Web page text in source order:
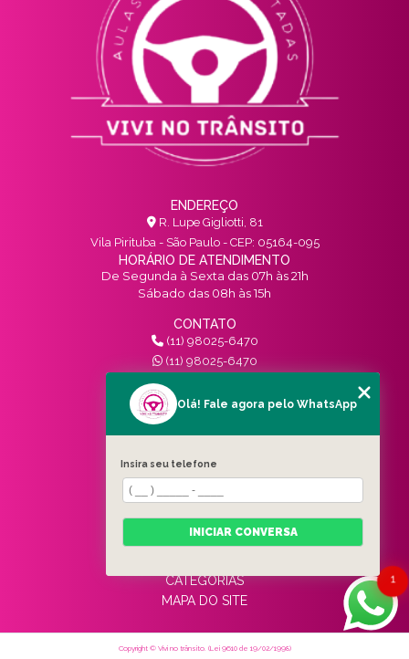
ENDEREÇO
R. Lupe Gigliotti, 81
Vila Pirituba - São Paulo - CEP: 05164-095
HORÁRIO DE ATENDIMENTO
De Segunda à Sexta das 07h às 21h
Sábado das 08h às 15h
CONTATO
(11) 98025-6470
(11) 98025-6470
contato@vivinotransito.com.br
SIGA-NOS!
MENU
HOME
QUEM SOMOS
SERVIÇOS
BLOG
CATEGORIAS
MAPA DO SITE
Copyright © Vivi no trânsito. (Lei 9610 de 19/02/1998)
1
Olá! Fale agora pelo WhatsApp
Insira seu telefone
INICIAR CONVERSA